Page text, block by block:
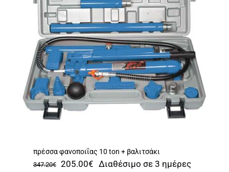
πρέσσα φανοποιΐας 10 ton + βαλιτσάκι
347.20€ Original
205.00€ Διαθέσιμο σε 3 ημέρες